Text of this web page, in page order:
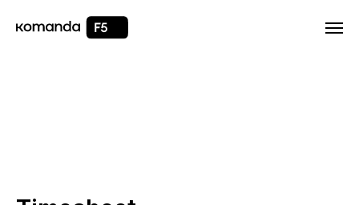
Html code will be here